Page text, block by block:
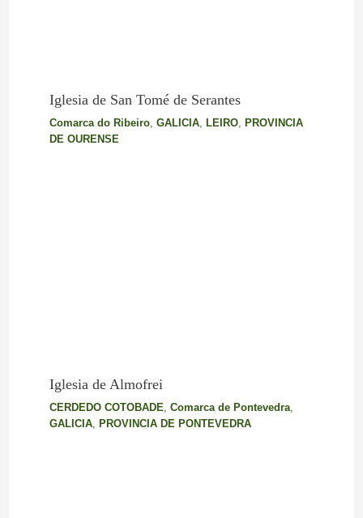
Iglesia de San Tomé de Serantes
Comarca do Ribeiro, GALICIA, LEIRO, PROVINCIA
DE OURENSE
Iglesia de Almofrei
CERDEDO COTOBADE Comarca de Pontevedra,
GALICIA, PROVINCIA DE PONTEVEDRA